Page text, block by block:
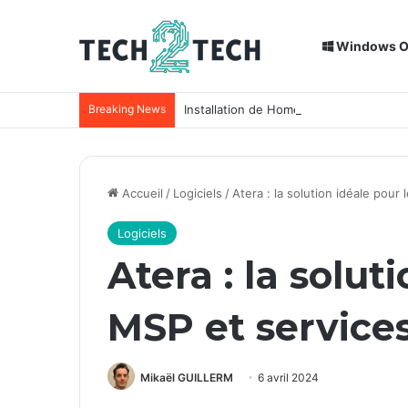
Windows
Breaking News Installation de Home Assistant sur un
Accueil / Logiciels / Atera : la solution idéale pour
Logiciels
Atera : la
MSP et
Mikaël GUILLERM 6 avril 2024